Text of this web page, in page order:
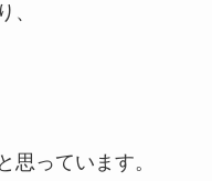
、
思っています。